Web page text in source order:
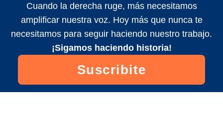
Cuando la derecha ruge, más necesitamos
amplificar nuestra voz. Hoy más que nunca te
necesitamos para seguir haciendo nuestro trabajo.
¡Sigamos haciendo historia!
Suscribite